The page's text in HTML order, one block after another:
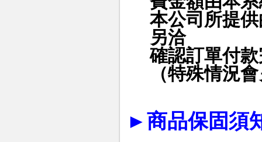
本公司所提
另洽
確認訂單付
（特殊情況
►商品保固須